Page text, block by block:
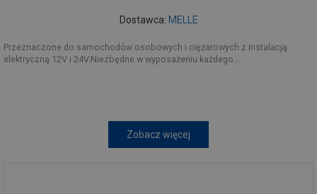
Dostawca: MELLE
Przeznaczone do samochodów osobowych i ciężarowych z instalacją
elektryczną 12V i 24V.Niezbędne w wyposażeniu każdego...
Zobacz więcej